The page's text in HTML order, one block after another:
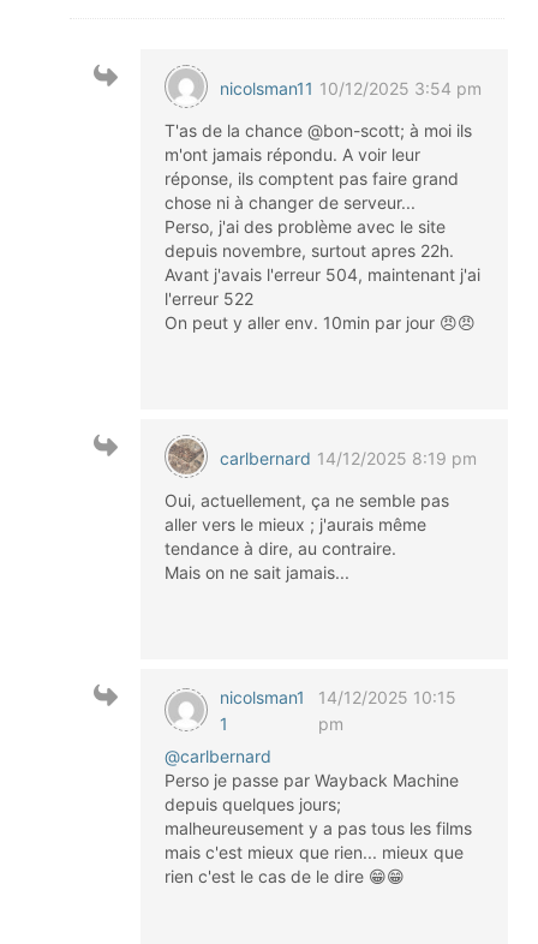
nicolsman11 10/12/2025 3:54 pm
T'as de la chance @bon-scott; à moi ils
m'ont jamais répondu. A voir leur
réponse, ils comptent pas faire grand
chose ni à changer de serveur...
Perso, j'ai des problème avec le site
depuis novembre, surtout apres 22h.
Avant j'avais l'erreur 504, maintenant j'ai
l'erreur 522
On peut y aller env. 10min par jour 😠​😠​
carlbernard 14/12/2025 8:19 pm
Oui, actuellement, ça ne semble pas
aller vers le mieux ; j'aurais même
tendance à dire, au contraire.
Mais on ne sait jamais...
nicolsman1
1
14/12/2025 10:15
pm
@carlbernard
Perso je passe par Wayback Machine
depuis quelques jours;
malheureusement y a pas tous les films
mais c'est mieux que rien... mieux que
rien c'est le cas de le dire 😁​😁​